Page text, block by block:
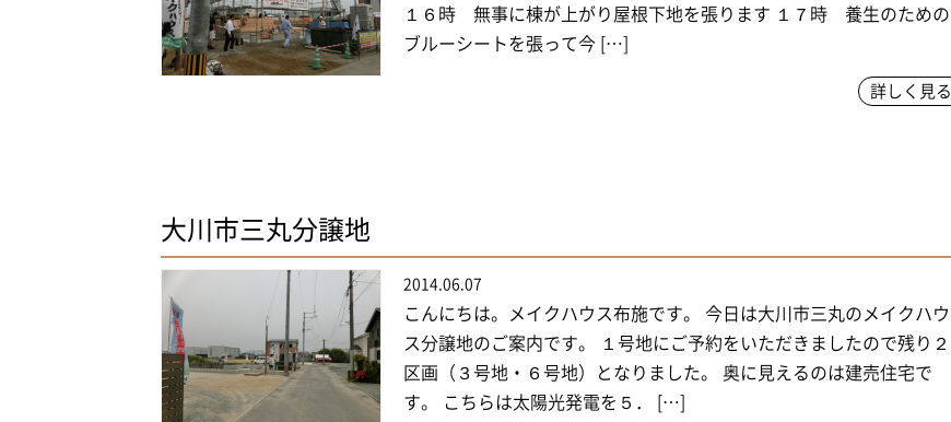
１６時 無事に棟が上がり屋根下地を張ります １７時 養生のための
ブルーシートを張って今 […]
詳しく見る
大川市三丸分譲地
2014.06.07
こんにちは。メイクハウス布施です。 今日は大川市三丸のメイクハウ
ス分譲地のご案内です。 １号地にご予約をいただきましたので残り２
区画（３号地・６号地）となりました。 奥に見えるのは建売住宅で
す。 こちらは太陽光発電を５． […]